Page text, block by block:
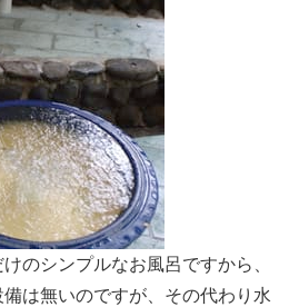
のシンプルなお風呂ですから、
は無いのですが、その代わり水